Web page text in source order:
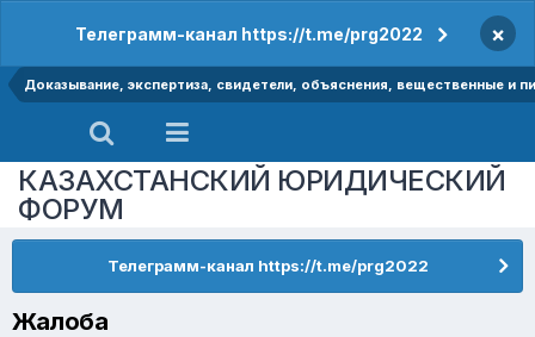
Телеграмм-канал https://t.me/prg2022 ×
Доказывание, экспертиза, свидетели, объяснения, вещественные и
КАЗАХСТАНСКИЙ ЮРИДИЧЕСКИЙ
ФОРУМ
Телеграмм-канал https://t.me/prg2022
Жалоба